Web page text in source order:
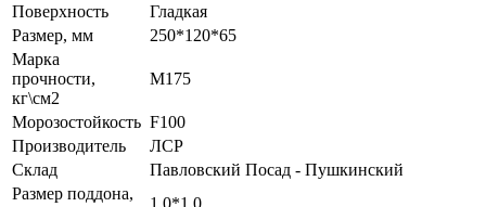
Поверхность
Гладкая
Размер, мм
250*120*65
Марка
прочности,
кг\см2
М175
Морозостойкость F100
Производитель
ЛСР
Склад
Павловский Посад - Пушкинский
Размер поддона,
1.0*1.0